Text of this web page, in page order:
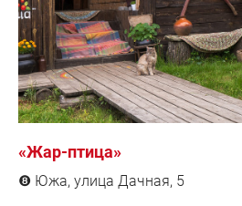
«Жар-птица»
❽ Южа, улица Дачная, 5